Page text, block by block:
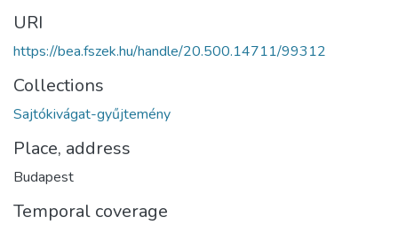
URI
https://bea.fszek.hu/handle/20.500.14711/99312
Collections
Sajtókivágat-gyűjtemény
Place, address
Budapest
Temporal coverage